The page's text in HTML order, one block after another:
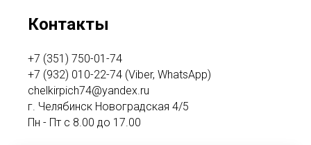
Контакты
+7 (351) 750-01-74
+7 (932) 010-22-74 (Viber, WhatsApp)
chelkirpich74@yandex.ru
г. Челябинск Новоградская 4/5
Пн - Пт с 8.00 до 17.00